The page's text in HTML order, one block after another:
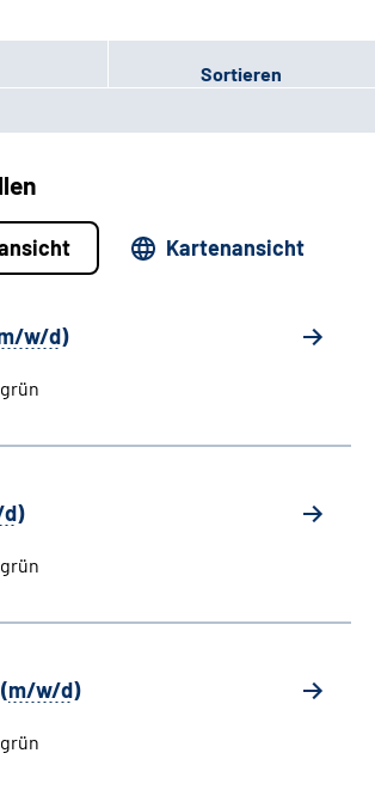
Sortieren
Kartenansicht
w/d)
)
m/w/d)